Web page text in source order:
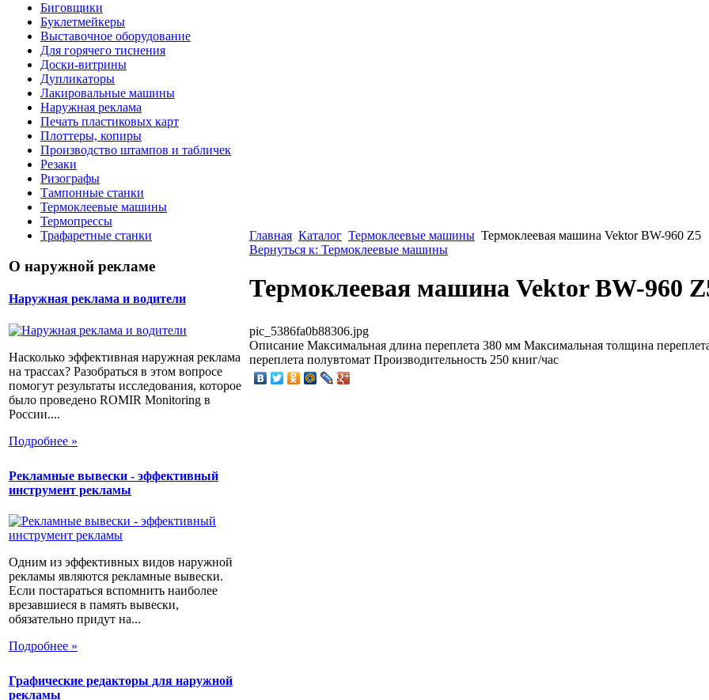
Биговщики
Буклетмейкеры
Выставочное оборудование
Для горячего тиснения
Доски-витрины
Дупликаторы
Лакировальные машины
Наружная реклама
Печать пластиковых карт
Плоттеры, копиры
Производство штампов и табличек
Резаки
Ризографы
Тампонные станки
Термоклеевые машины
Термопрессы
Трафаретные станки
О наружной рекламе
Наружная реклама и водители
Насколько эффективная наружная реклама
на трассах? Разобраться в этом вопросе
помогут результаты исследования, которое
было проведено ROMIR Monitoring в
России....
Подробнее »
Рекламные вывески - эффективный
инструмент рекламы
Одним из эффективных видов наружной
рекламы являются рекламные вывески.
Если постараться вспомнить наиболее
врезавшиеся в память вывески,
обязательно придут на...
Подробнее »
Графические редакторы для наружной
рекламы
Главная Каталог Термоклеевые машины Термоклеевая машина Vektor BW-960 Z5
Вернуться к: Термоклеевые машины
Термоклеевая машина Vektor BW-960
pic_5386fa0b88306.jpg
Описание Максимальная длина переплета 380 мм Максимальная толщина
переплета полувтомат Производительность 250 книг/час